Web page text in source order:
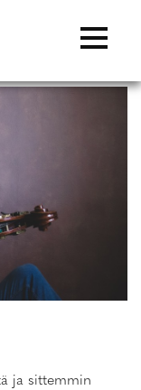
ja sittemmin